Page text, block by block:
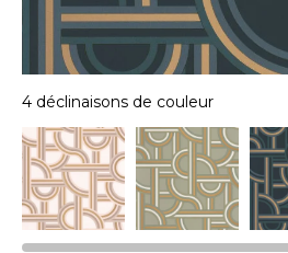
4 déclinaisons de couleur